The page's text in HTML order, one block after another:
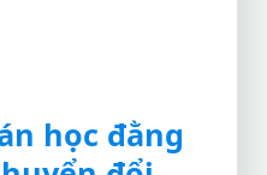
học đằng